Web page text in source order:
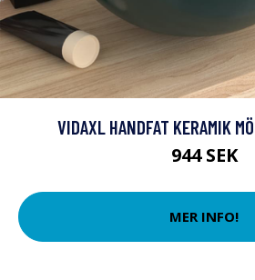
VIDAXL HANDFAT KERAMIK
944 SEK
MER INFO!